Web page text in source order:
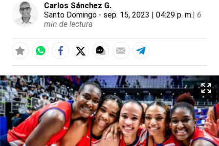
Carlos Sánchez G.
Santo Domingo - sep. 15, 2023 | 04:29 p. m.| 6
min de lectura